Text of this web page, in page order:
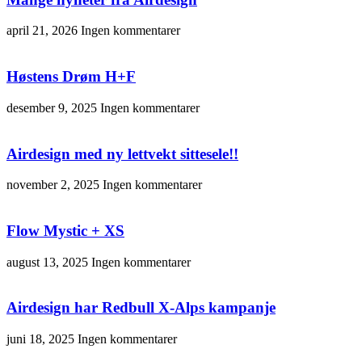
april 21, 2026 Ingen kommentarer
Høstens Drøm H+F
desember 9, 2025 Ingen kommentarer
Airdesign med ny lettvekt sittesele!!
november 2, 2025 Ingen kommentarer
Flow Mystic + XS
august 13, 2025 Ingen kommentarer
Airdesign har Redbull X-Alps kampanje
juni 18, 2025 Ingen kommentarer